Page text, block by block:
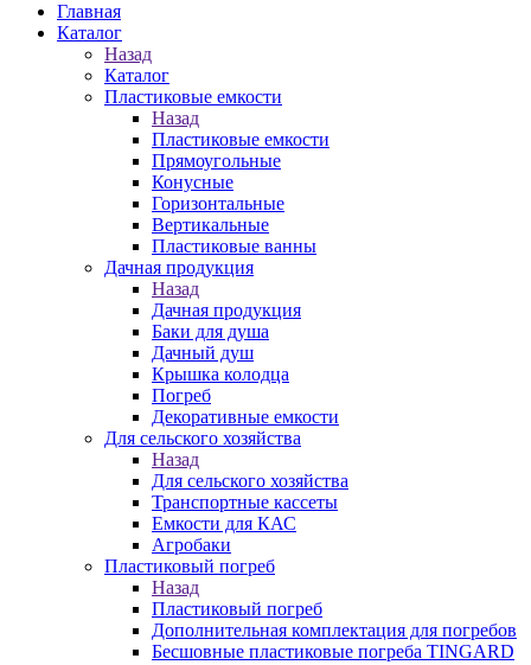
Главная
Каталог
Назад
Каталог
Пластиковые емкости
Назад
Пластиковые емкости
Прямоугольные
Конусные
Горизонтальные
Вертикальные
Пластиковые ванны
Дачная продукция
Назад
Дачная продукция
Баки для душа
Дачный душ
Крышка колодца
Погреб
Декоративные емкости
Для сельского хозяйства
Назад
Для сельского хозяйства
Транспортные кассеты
Емкости для КАС
Агробаки
Пластиковый погреб
Назад
Пластиковый погреб
Дополнительная комплектация для погребов
Бесшовные пластиковые погреба TINGARD